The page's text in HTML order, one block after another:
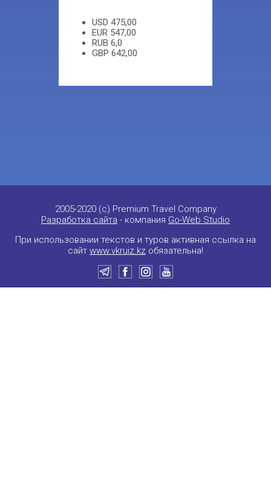
USD 475,00
EUR 547,00
RUB 6,0
GBP 642,00
2005-2020 (c) Premium Travel Company
Разработка сайта - компания Go-Web Studio
При использовании текстов и туров активная ссылка на
сайт www.vkruiz.kz обязательна!